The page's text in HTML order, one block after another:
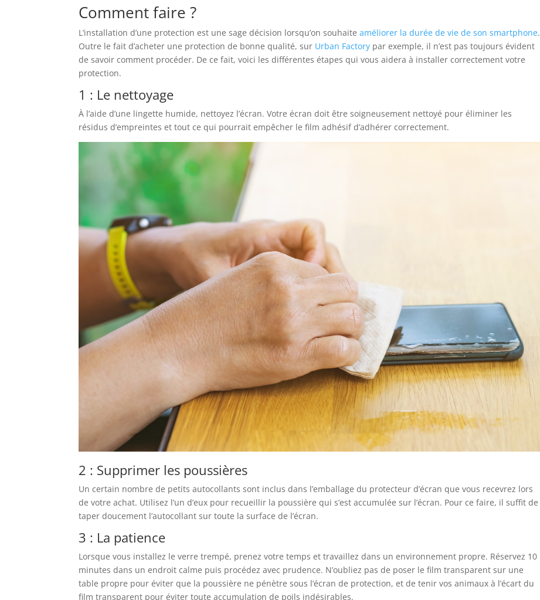
Comment faire ?
L’installation d’une protection est une sage décision lorsqu’on souhaiteaméliorer la durée de vie de son smartphone.
Outre le fait d’acheter une protection de bonne qualité, sur Urban Factory par exemple, il n’est pas toujours évident
de savoir comment procéder. De ce fait, voici les différentes étapes qui vous aidera à installer correctement votre
protection.
1 : Le nettoyage
À l’aide d’une lingette humide, nettoyez l’écran. Votre écran doit être soigneusement nettoyé pour éliminer les
résidus d’empreintes et tout ce qui pourrait empêcher le film adhésif d’adhérer correctement.
2 : Supprimer les poussières
Un certain nombre de petits autocollants sont inclus dans l’emballage du protecteur d’écran que vous recevrez lors
de votre achat. Utilisez l’un d’eux pour recueillir la poussière qui s’est accumulée sur l’écran. Pour ce faire, il suffit de
taper doucement l’autocollant sur toute la surface de l’écran.
3 : La patience
Lorsque vous installez le verre trempé, prenez votre temps et travaillez dans un environnement propre. Réservez 10
minutes dans un endroit calme puis procédez avec prudence. N’oubliez pas de poser le film transparent sur une
table propre pour éviter que la poussière ne pénètre sous l’écran de protection, et de tenir vos animaux à l’écart du
film transparent pour éviter toute accumulation de poils indésirables.